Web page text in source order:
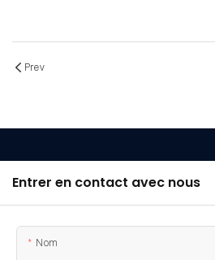
Prev
Entrer en contact avec nous
Nom